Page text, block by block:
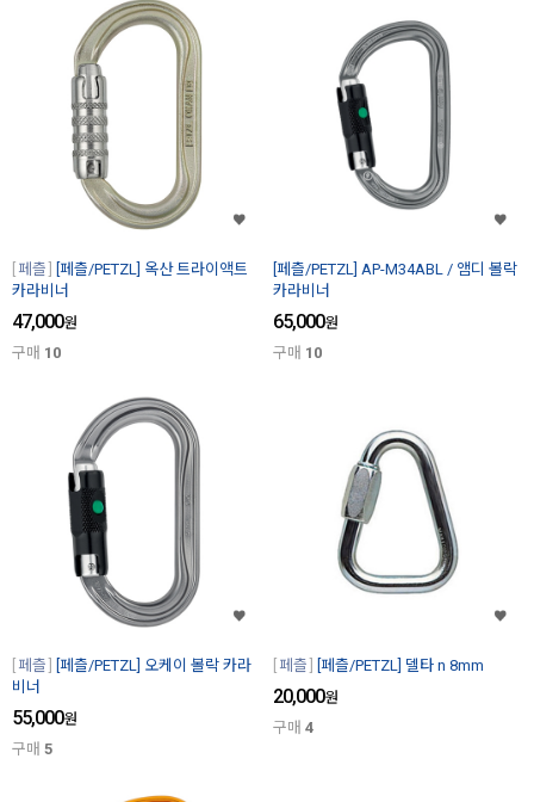
페츨
[페츨/PETZL] 옥산 트라이액트
카라비너
47,000원
구매 10
[페츨/PETZL] AP-M34ABL / 앰디 볼락
카라비너
65,000원
구매 10
페츨
[페츨/PETZL] 오케이 볼락 카라
비너
55,000원
구매 5
페츨 [페츨/PETZL] 델타 n 8mm
20,000원
구매 4